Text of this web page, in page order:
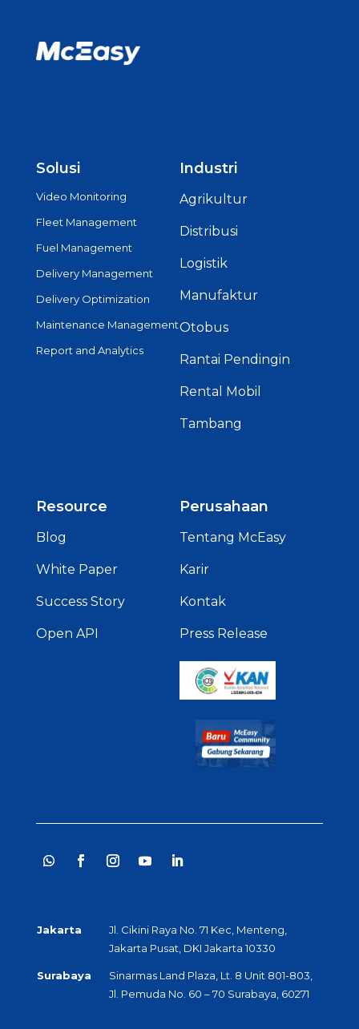
Solusi
Video Monitoring
Fleet Management
Fuel Management
Delivery Management
Delivery Optimization
Maintenance Management
Report and Analytics
Industri
Agrikultur
Distribusi
Logistik
Manufaktur
Otobus
Rantai Pendingin
Rental Mobil
Tambang
Resource
Blog
White Paper
Success Story
Open API
Perusahaan
Tentang McEasy
Karir
Kontak
Press Release
Jakarta
Jl. Cikini Raya No. 71 Kec, Menteng,
Jakarta Pusat, DKI Jakarta 10330
Surabaya
Sinarmas Land Plaza, Lt. 8 Unit 801-803,
Jl. Pemuda No. 60 – 70 Surabaya, 60271